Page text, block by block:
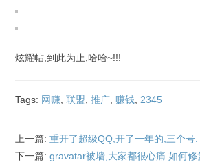
炫耀帖,到此为止,哈哈~!!!
Tags: 网赚 ,联盟 ,推广 ,赚钱 2345
上一篇:重开了超级QQ,开了一年的,三个号.
下一篇:gravatar被墙,大家都很心痛.如何修